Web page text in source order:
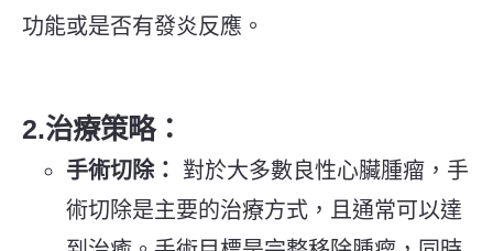
功能或是否有發炎反應。
2.治療策略：
手術切除：
對於大多數良性心臟腫瘤，手
術切除是主要的治療方式，且通常可以達